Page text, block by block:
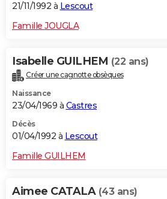
21/11/1992 à Lescout
Famille JOUGLA
Isabelle GUILHEM (22 ans)
Créer une cagnotte obsèques
Naissance
23/04/1969 à Castres
Décès
01/04/1992 à Lescout
Famille GUILHEM
Aimee CATALA (43 ans)